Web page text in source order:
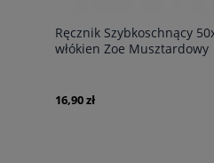
Ręcznik Szybkoschnący
włókien Zoe Musztardowy
16,90 zł